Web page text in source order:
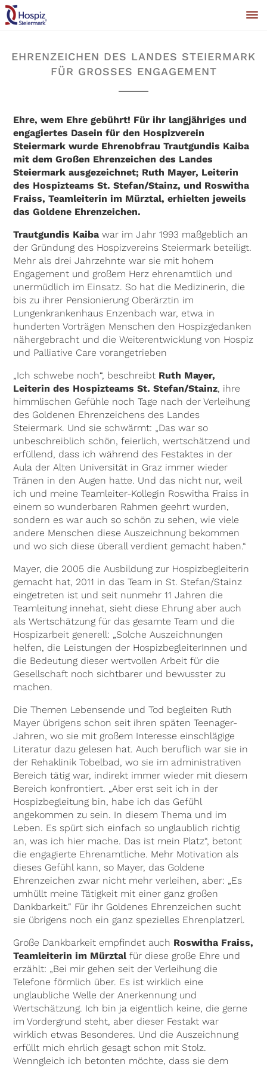
EHRENZEICHEN DES LANDES STEIERMARK
FÜR GROSSES ENGAGEMENT
Ehre, wem Ehre gebührt! Für ihr langjähriges und
engagiertes Dasein für den Hospizverein
Steiermark wurde Ehrenobfrau Trautgundis Kaiba
mit dem Großen Ehrenzeichen des Landes
Steiermark ausgezeichnet; Ruth Mayer, Leiterin
des Hospizteams St. Stefan/Stainz, und Roswitha
Fraiss, Teamleiterin im Mürztal, erhielten jeweils
das Goldene Ehrenzeichen.
Trautgundis Kaiba war im Jahr 1993 maßgeblich an
der Gründung des Hospizvereins Steiermark beteiligt.
Mehr als drei Jahrzehnte war sie mit hohem
Engagement und großem Herz ehrenamtlich und
unermüdlich im Einsatz. So hat die Medizinerin, die
bis zu ihrer Pensionierung Oberärztin im
Lungenkrankenhaus Enzenbach war, etwa in
hunderten Vorträgen Menschen den Hospizgedanken
nähergebracht und die Weiterentwicklung von Hospiz
und Palliative Care vorangetrieben
„Ich schwebe noch“, beschreibt Ruth Mayer,
Leiterin des Hospizteams St. Stefan/Stainz, ihre
himmlischen Gefühle noch Tage nach der Verleihung
des Goldenen Ehrenzeichens des Landes
Steiermark. Und sie schwärmt: „Das war so
unbeschreiblich schön, feierlich, wertschätzend und
erfüllend, dass ich während des Festaktes in der
Aula der Alten Universität in Graz immer wieder
Tränen in den Augen hatte. Und das nicht nur, weil
ich und meine Teamleiter-Kollegin Roswitha Fraiss in
einem so wunderbaren Rahmen geehrt wurden,
sondern es war auch so schön zu sehen, wie viele
andere Menschen diese Auszeichnung bekommen
und wo sich diese überall verdient gemacht haben.“
Mayer, die 2005 die Ausbildung zur Hospizbegleiterin
gemacht hat, 2011 in das Team in St. Stefan/Stainz
eingetreten ist und seit nunmehr 11 Jahren die
Teamleitung innehat, sieht diese Ehrung aber auch
als Wertschätzung für das gesamte Team und die
Hospizarbeit generell: „Solche Auszeichnungen
helfen, die Leistungen der HospizbegleiterInnen und
die Bedeutung dieser wertvollen Arbeit für die
Gesellschaft noch sichtbarer und bewusster zu
machen.
Die Themen Lebensende und Tod begleiten Ruth
Mayer übrigens schon seit ihren späten Teenager-
Jahren, wo sie mit großem Interesse einschlägige
Literatur dazu gelesen hat. Auch beruflich war sie in
der Rehaklinik Tobelbad, wo sie im administrativen
Bereich tätig war, indirekt immer wieder mit diesem
Bereich konfrontiert. „Aber erst seit ich in der
Hospizbegleitung bin, habe ich das Gefühl
angekommen zu sein. In diesem Thema und im
Leben. Es spürt sich einfach so unglaublich richtig
an, was ich hier mache. Das ist mein Platz“, betont
die engagierte Ehrenamtliche. Mehr Motivation als
dieses Gefühl kann, so Mayer, das Goldene
Ehrenzeichen zwar nicht mehr verleihen, aber: „Es
umhüllt meine Tätigkeit mit einer ganz großen
Dankbarkeit.“ Für ihr Goldenes Ehrenzeichen sucht
sie übrigens noch ein ganz spezielles Ehrenplatzerl.
Große Dankbarkeit empfindet auch Roswitha Fraiss,
Teamleiterin im Mürztalfür diese große Ehre und
erzählt: „Bei mir gehen seit der Verleihung die
Telefone förmlich über. Es ist wirklich eine
unglaubliche Welle der Anerkennung und
Wertschätzung. Ich bin ja eigentlich keine, die gerne
im Vordergrund steht, aber dieser Festakt war
wirklich etwas Besonderes. Und die Auszeichnung
erfüllt mich ehrlich gesagt schon mit Stolz.
Wenngleich ich betonten möchte, dass sie dem